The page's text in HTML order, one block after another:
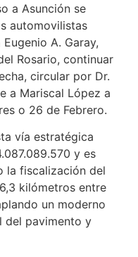
a Asunción se
automovilistas
A. Garay,
Rosario, continuar
circular por Dr.
a Mariscal López a
o 26 de Febrero.
vía estratégica
y es
la fiscalización del
kilómetros entre
un moderno
del pavimento y